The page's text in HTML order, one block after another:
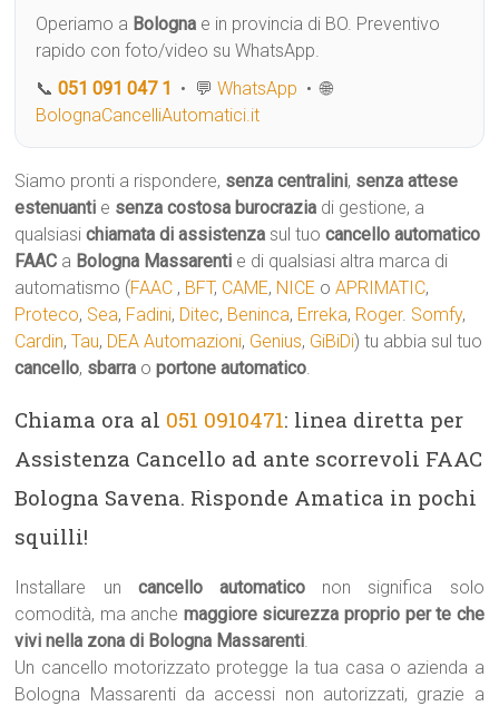
Operiamo a Bologna e in provincia di BO. Preventivo
rapido con foto/video su WhatsApp.
📞051 091 047 1 • 💬WhatsApp • 🌐
BolognaCancelliAutomatici.it
Siamo pronti a rispondere, senza centralini, senza attese
estenuanti e senza costosa burocrazia di gestione, a
qualsiasichiamata di assistenza sul tuocancello automatico
FAAC a Bologna Massarenti e di qualsiasi altra marca di
automatismo (FAAC , BFT, CAME, NICE oAPRIMATIC,
Proteco, Sea, Fadini, Ditec, Beninca, Erreka, Roger. Somfy,
Cardin,Tau, DEA Automazioni, Genius, GiBiDi) tu abbia sul tuo
cancello, sbarra oportone automatico.
Chiama ora al 051 0910471: linea diretta per
Assistenza Cancello ad ante scorrevoli FAAC
Bologna Savena. Risponde Amatica in pochi
squilli!
Installare un cancello automatico non significa solo
comodità, ma anche maggiore sicurezza proprio per te che
vivi nella zona di Bologna Massarenti.
Un cancello motorizzato protegge la tua casa o azienda a
Bologna Massarenti da accessi non autorizzati, grazie a